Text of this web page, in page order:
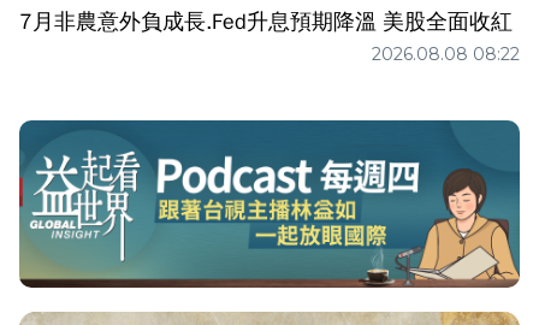
7月非農意外負成長.Fed升息預期降溫 美股全面收紅
2026.08.08 08:22